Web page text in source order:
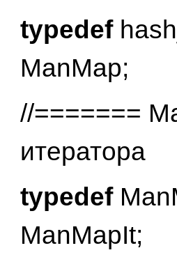
typedef
ManMap;
//=======
итератора
typedef
ManMapIt;